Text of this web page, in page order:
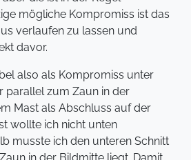
mögliche Kompromiss ist das
verlaufen zu lassen und
davor.
also als Kompromiss unter
parallel zum Zaun in der
Mast als Abschluss auf der
wollte ich nicht unten
musste ich den unteren Schnitt